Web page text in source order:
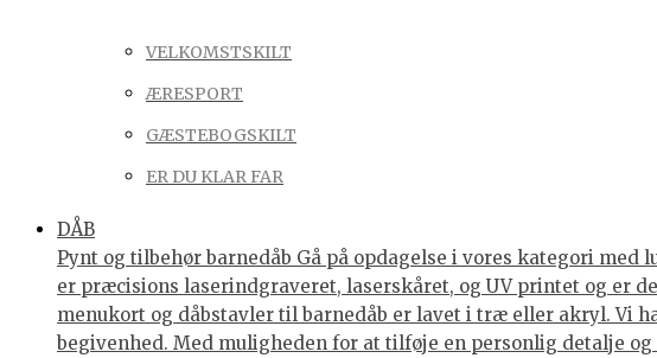
VELKOMSTSKILT
ÆRESPORT
GÆSTEBOGSKILT
ER DU KLAR FAR
DÅB
Pynt og tilbehør barnedåb Gå på opdagelse i vores kategori
er præcisions laserindgraveret, laserskåret, og UV printet og er
menukort og dåbstavler til barnedåb er lavet i træ eller akryl. Vi
begivenhed. Med muligheden for at tilføje en personlig detalje